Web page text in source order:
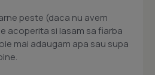
peste (daca nu avem
acoperita si lasam sa fiarba
mai adaugam apa sau supa